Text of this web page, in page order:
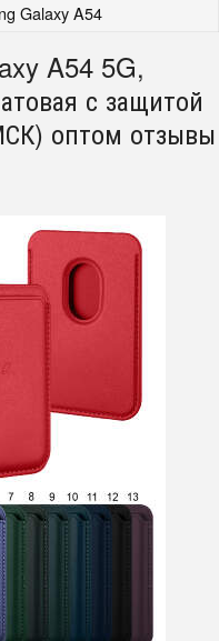
Galaxy A54
A54 5G,
с защитой
оптом отзывы